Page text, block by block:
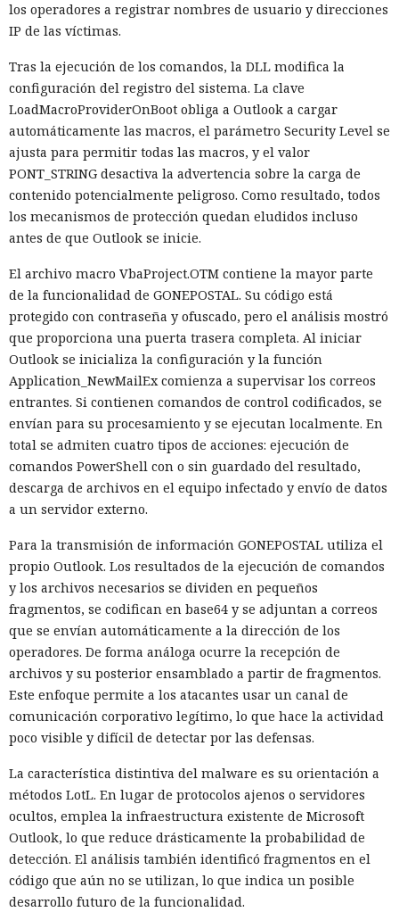
los operadores a registrar nombres de usuario y direcciones
IP de las víctimas.
Tras la ejecución de los comandos, la DLL modifica la
configuración del registro del sistema. La clave
LoadMacroProviderOnBoot obliga a Outlook a cargar
automáticamente las macros, el parámetro Security Level se
ajusta para permitir todas las macros, y el valor
PONT_STRING desactiva la advertencia sobre la carga de
contenido potencialmente peligroso. Como resultado, todos
los mecanismos de protección quedan eludidos incluso
antes de que Outlook se inicie.
El archivo macro VbaProject.OTM contiene la mayor parte
de la funcionalidad de GONEPOSTAL. Su código está
protegido con contraseña y ofuscado, pero el análisis mostró
que proporciona una puerta trasera completa. Al iniciar
Outlook se inicializa la configuración y la función
Application_NewMailEx comienza a supervisar los correos
entrantes. Si contienen comandos de control codificados, se
envían para su procesamiento y se ejecutan localmente. En
total se admiten cuatro tipos de acciones: ejecución de
comandos PowerShell con o sin guardado del resultado,
descarga de archivos en el equipo infectado y envío de datos
a un servidor externo.
Para la transmisión de información GONEPOSTAL utiliza el
propio Outlook. Los resultados de la ejecución de comandos
y los archivos necesarios se dividen en pequeños
fragmentos, se codifican en base64 y se adjuntan a correos
que se envían automáticamente a la dirección de los
operadores. De forma análoga ocurre la recepción de
archivos y su posterior ensamblado a partir de fragmentos.
Este enfoque permite a los atacantes usar un canal de
comunicación corporativo legítimo, lo que hace la actividad
poco visible y difícil de detectar por las defensas.
La característica distintiva del malware es su orientación a
métodos LotL. En lugar de protocolos ajenos o servidores
ocultos, emplea la infraestructura existente de Microsoft
Outlook, lo que reduce drásticamente la probabilidad de
detección. El análisis también identificó fragmentos en el
código que aún no se utilizan, lo que indica un posible
desarrollo futuro de la funcionalidad.